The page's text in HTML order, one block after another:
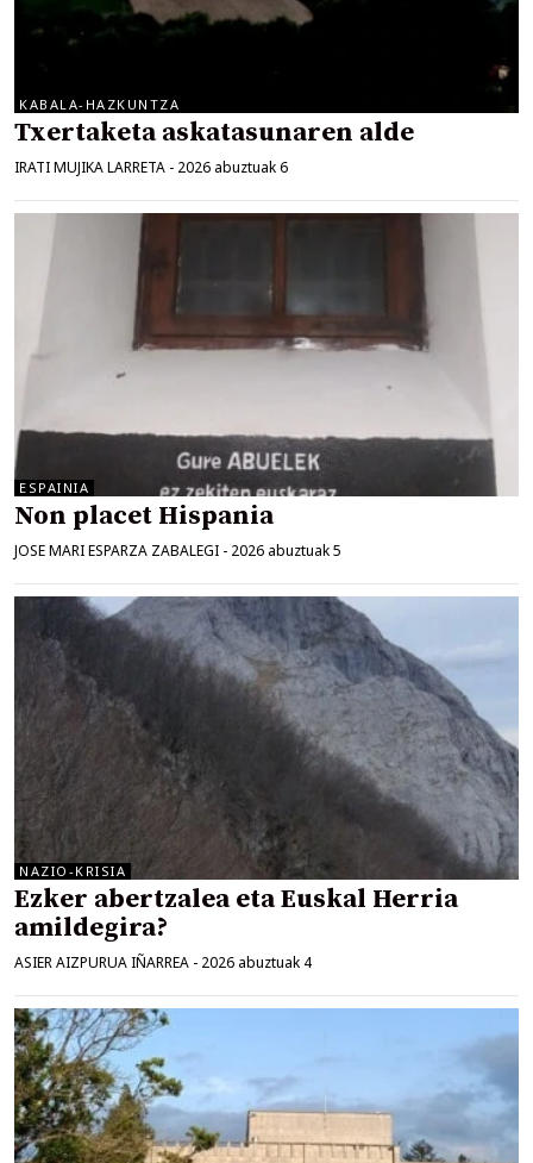
KABALA-HAZKUNTZA
Txertaketa askatasunaren alde
IRATI MUJIKA LARRETA - 2026 abuztuak 6
ESPAINIA
Non placet Hispania
JOSE MARI ESPARZA ZABALEGI - 2026 abuztuak 5
NAZIO-KRISIA
Ezker abertzalea eta Euskal Herria
amildegira?
ASIER AIZPURUA IÑARREA - 2026 abuztuak 4